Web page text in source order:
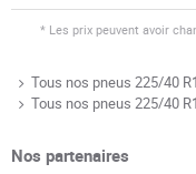
* Les prix peuvent avoir
Tous nos pneus 225/40
Tous nos pneus 225/40
Nos partenaires